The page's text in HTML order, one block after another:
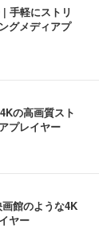
手軽にストリ
グメディアプ
の高画質スト
プレイヤー
館のような4K
ヤー